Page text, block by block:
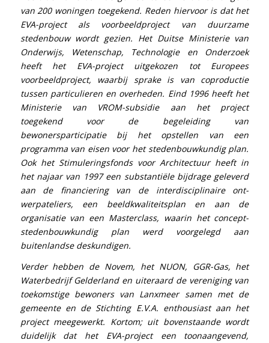
van 200 woningen toegekend. Reden hiervoor is dat het
EVA-project als voorbeeldproject van duurzame
stedenbouw wordt gezien. Het Duitse Ministerie van
Onderwijs, Wetenschap, Technologie en Onderzoek
heeft het EVA-project uitgekozen tot Europees
voorbeeldproject, waarbij sprake is van coproductie
tussen particulieren en overheden. Eind 1996 heeft het
Ministerie van VROM-subsidie aan het project
toegekend voor de begeleiding van
bewonersparticipatie bij het opstellen van een
programma van eisen voor het stedenbouwkundig plan.
Ook het Stimuleringsfonds voor Architectuur heeft in
het najaar van 1997 een substantiële bijdrage geleverd
aan de financiering van de interdisciplinaire ont­
werpateliers, een beeldkwaliteitsplan en aan de
organisatie van een Masterclass, waarin het concept-
stedenbouwkundig plan werd voorgelegd aan
buitenlandse deskundigen.
Verder hebben de Novem, het NUON, GGR-Gas, het
Waterbedrijf Gelderland en uiteraard de vereniging van
toekomstige bewoners van Lanxmeer samen met de
gemeente en de Stichting E.V.A. enthousiast aan het
project meegewerkt. Kortom; uit bovenstaande wordt
duidelijk dat het EVA-project een toonaangevend,